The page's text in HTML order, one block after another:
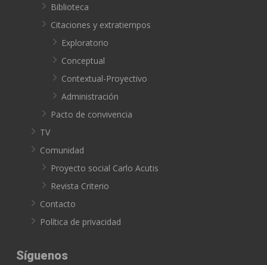
Biblioteca
Citaciones y extratiempos
Exploratorio
Conceptual
Contextual-Proyectivo
Administración
Pacto de convivencia
TV
Comunidad
Proyecto social Carlo Acutis
Revista Criterio
Contacto
Política de privacidad
Síguenos